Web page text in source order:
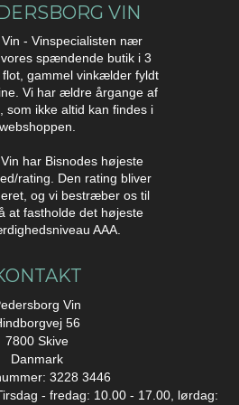
VIN
- Vinspecialisten nær
spændende butik i 3
gammel vinkælder fyldt
Vi har ældre årgange af
som ikke altid kan findes i
webshoppen.
har Bisnodes højeste
rating. Den rating bliver
og vi bestræber os til
at fastholde det højeste
AAA.
Vin
56
7800 Skive
Danmark
3228 3446
- fredag: 10.00 - 17.00, lørdag: